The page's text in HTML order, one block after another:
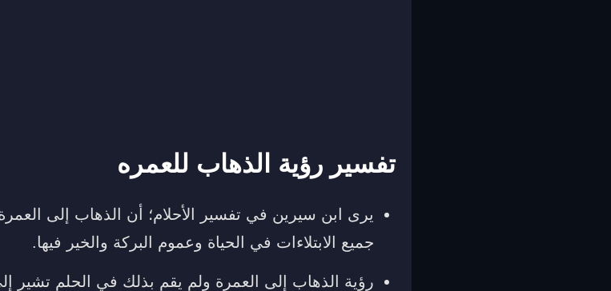
تفسير رؤية الذهاب للعمره
يرى ابن سيرين في تفسير الأحلام؛ أن الذهاب إلى
جميع الابتلاءات في الحياة وعموم البركة والخير فيها.
رؤية الذهاب إلى العمرة ولم يقم بذلك في الحلم تشير